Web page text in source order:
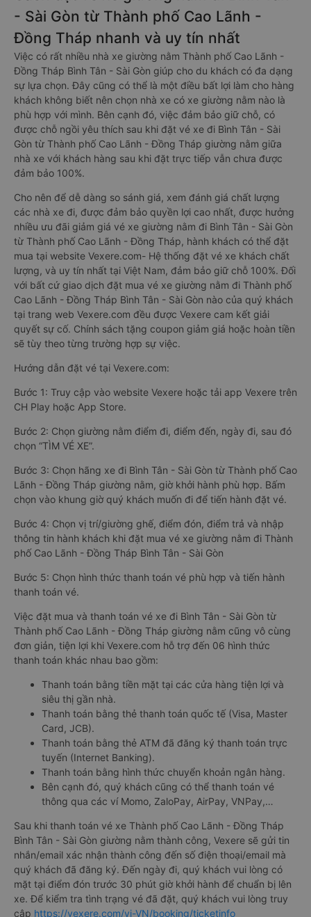
- Sài Gòn từ Thành phố Cao Lãnh -
Đồng Tháp nhanh và uy tín nhất
Việc có rất nhiều nhà xe giường nằm Thành phố Cao Lãnh -
Đồng Tháp Bình Tân - Sài Gòn giúp cho du khách có đa dạng
sự lựa chọn. Đây cũng có thể là một điều bất lợi làm cho hàng
khách không biết nên chọn nhà xe có xe giường nằm nào là
phù hợp với mình. Bên cạnh đó, việc đảm bảo giữ chỗ, có
được chỗ ngồi yêu thích sau khi đặt vé xe đi Bình Tân - Sài
Gòn từ Thành phố Cao Lãnh - Đồng Tháp giường nằm giữa
nhà xe với khách hàng sau khi đặt trực tiếp vẫn chưa được
đảm bảo 100%.
Cho nên để dễ dàng so sánh giá, xem đánh giá chất lượng
các nhà xe đi, được đảm bảo quyền lợi cao nhất, được hưởng
nhiều ưu đãi giảm giá vé xe giường nằm đi Bình Tân - Sài Gòn
từ Thành phố Cao Lãnh - Đồng Tháp, hành khách có thể đặt
mua tại website Vexere.com- Hệ thống đặt vé xe khách chất
lượng, và uy tín nhất tại Việt Nam, đảm bảo giữ chỗ 100%. Đối
với bất cứ giao dịch đặt mua vé xe giường nằm đi Thành phố
Cao Lãnh - Đồng Tháp Bình Tân - Sài Gòn nào của quý khách
tại trang web Vexere.com đều được Vexere cam kết giải
quyết sự cố. Chính sách tặng coupon giảm giá hoặc hoàn tiền
sẽ tùy theo từng trường hợp sự việc.
Hướng dẫn đặt vé tại Vexere.com:
Bước 1: Truy cập vào website Vexere hoặc tải app Vexere trên
CH Play hoặc App Store.
Bước 2: Chọn giường nằm điểm đi, điểm đến, ngày đi, sau đó
chọn “TÌM VÉ XE”.
Bước 3: Chọn hãng xe đi Bình Tân - Sài Gòn từ Thành phố Cao
Lãnh - Đồng Tháp giường nằm, giờ khởi hành phù hợp. Bấm
chọn vào khung giờ quý khách muốn đi để tiến hành đặt vé.
Bước 4: Chọn vị trí/giường ghế, điểm đón, điểm trả và nhập
thông tin hành khách khi đặt mua vé xe giường nằm đi Thành
phố Cao Lãnh - Đồng Tháp Bình Tân - Sài Gòn
Bước 5: Chọn hình thức thanh toán vé phù hợp và tiến hành
thanh toán vé.
Việc đặt mua và thanh toán vé xe đi Bình Tân - Sài Gòn từ
Thành phố Cao Lãnh - Đồng Tháp giường nằm cũng vô cùng
đơn giản, tiện lợi khi Vexere.com hỗ trợ đến 06 hình thức
thanh toán khác nhau bao gồm:
Thanh toán bằng tiền mặt tại các cửa hàng tiện lợi và
siêu thị gần nhà.
Thanh toán bằng thẻ thanh toán quốc tế (Visa, Master
Card, JCB).
Thanh toán bằng thẻ ATM đã đăng ký thanh toán trực
tuyến (Internet Banking).
Thanh toán bằng hình thức chuyển khoản ngân hàng.
Bên cạnh đó, quý khách cũng có thể thanh toán vé
thông qua các ví Momo, ZaloPay, AirPay, VNPay,…
Sau khi thanh toán vé xe Thành phố Cao Lãnh - Đồng Tháp
Bình Tân - Sài Gòn giường nằm thành công, Vexere sẽ gửi tin
nhắn/email xác nhận thành công đến số điện thoại/email mà
quý khách đã đăng ký. Đến ngày đi, quý khách vui lòng có
mặt tại điểm đón trước 30 phút giờ khởi hành để chuẩn bị lên
xe. Để kiểm tra tình trạng vé đã đặt, quý khách vui lòng truy
cập https://vexere.com/vi-VN/booking/ticketinfo